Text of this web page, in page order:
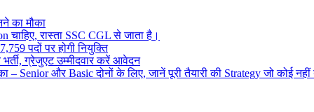
का मौका
चाहिए, रास्ता SSC CGL से जाता है।
पदों पर होगी नियुक्ति
ग्रेजुएट उम्मीदवार करें आवेदन
Senior और Basic दोनों के लिए, जानें पूरी तैयारी की Strategy जो कोई नहीं